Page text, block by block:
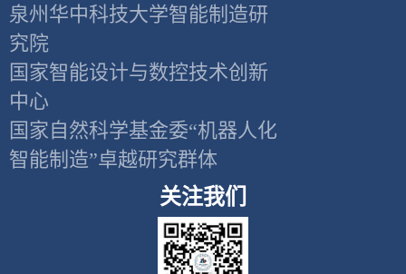
泉州华中科技大学智能制造研
究院
国家智能设计与数控技术创新
中心
国家自然科学基金委“机器人化
智能制造”卓越研究群体
关注我们